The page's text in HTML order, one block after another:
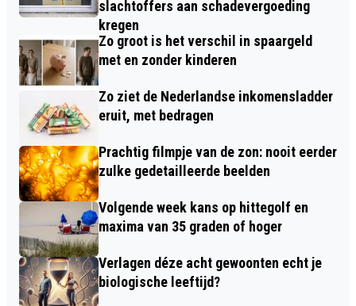
slachtoffers aan schadevergoeding
kregen
Zo groot is het verschil in spaargeld
met en zonder kinderen
Zo ziet de Nederlandse inkomensladder
eruit, met bedragen
Prachtig filmpje van de zon: nooit eerder
zulke gedetailleerde beelden
Volgende week kans op hittegolf en
maxima van 35 graden of hoger
Verlagen déze acht gewoonten echt je
biologische leeftijd?